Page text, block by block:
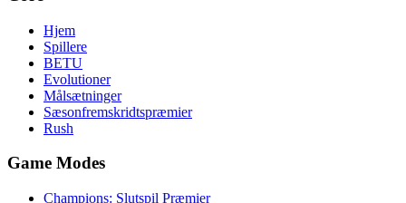
Hjem
Spillere
BETU
Evolutioner
Målsætninger
Sæsonfremskridtspræmier
Rush
Game Modes
Champions: Slutspil Præmier